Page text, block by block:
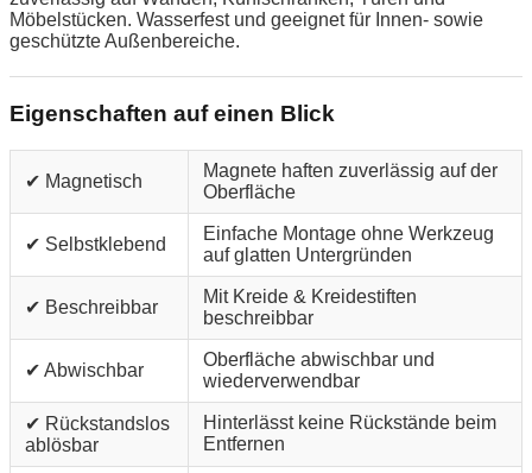
Möbelstücken. Wasserfest und geeignet für Innen- sowie
geschützte Außenbereiche.
Eigenschaften auf einen Blick
✔ Magnetisch
Magnete haften zuverlässig auf der
Oberfläche
✔ Selbstklebend
Einfache Montage ohne Werkzeug
auf glatten Untergründen
✔ Beschreibbar
Mit Kreide & Kreidestiften
beschreibbar
✔ Abwischbar
Oberfläche abwischbar und
wiederverwendbar
✔ Rückstandslos
ablösbar
Hinterlässt keine Rückstände beim
Entfernen